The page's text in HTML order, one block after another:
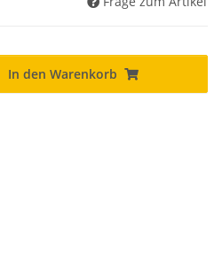
In den Warenkorb